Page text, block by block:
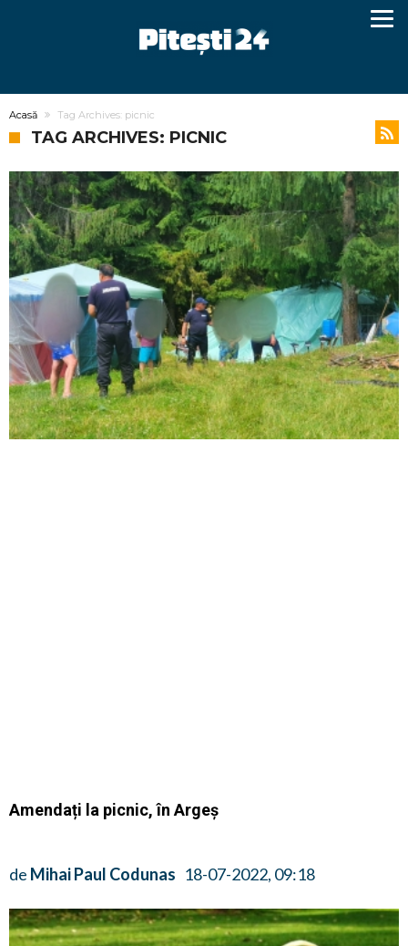
Acasă Tag Archives: picnic
TAG ARCHIVES: PICNIC
Amendați la picnic, în Argeș
de Mihai Paul Codunas 18-07-2022, 09:18